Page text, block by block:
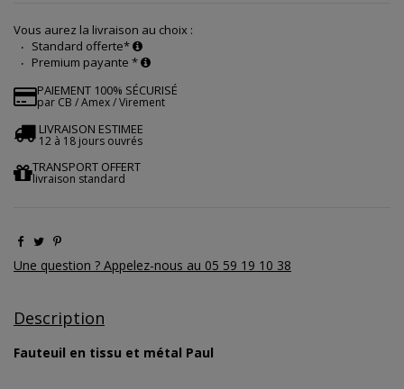
Vous aurez la livraison au choix :
Standard offerte*
Premium payante *
PAIEMENT 100% SÉCURISÉ
par CB / Amex / Virement
LIVRAISON ESTIMEE
12 à 18 jours ouvrés
TRANSPORT OFFERT
livraison standard
Une question ? Appelez-nous au 05 59 19 10 38
Description
Fauteuil en tissu et métal Paul